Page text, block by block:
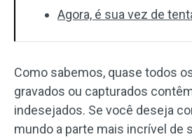
Agora, é sua vez de
Como sabemos, quase todos
gravados ou capturados
indesejados. Se você deseja
mundo a parte mais incrível de